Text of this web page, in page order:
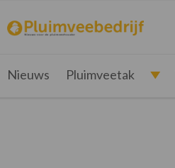
de
hoofdnavigatie
de
hoofd
de
voettekst
pluimveebedrijf.nl
Nieuws
pluimveehouder
Nieuws Pluimveetak